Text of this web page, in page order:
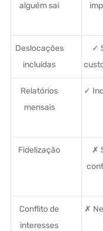
alguém sai
Deslocações
incluídas
✓
Relatórios
mensais
✓
Fidelização
✗
Conflito de
interesses
✗